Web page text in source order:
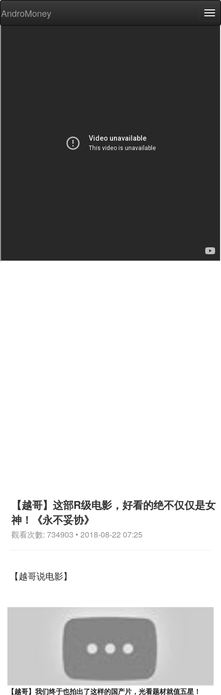
AndroMoney
【越哥】这部R级电影，好看的绝不仅仅是女
神！《永不妥协》
觀看次數: 734903 • 2018-08-22 07:25
【越哥说电影】
【越哥】我们终于也拍出了这样的国产片，光看题材就值五星！